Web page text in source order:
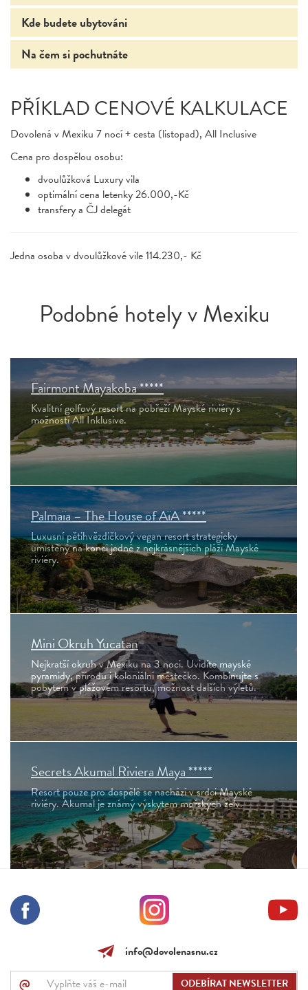
Kde budete ubytováni
Na čem si pochutnáte
PŘÍKLAD CENOVÉ KALKULACE
Dovolená v Mexiku 7 nocí + cesta (listopad), All Inclusive
Cena pro dospělou osobu:
dvoulůžková Luxury vila
optimální cena letenky 26.000,-Kč
transfery a ČJ delegát
Jedna osoba v dvoulůžkové vile 114.230,- Kč
Podobné hotely v Mexiku
Fairmont Mayakoba *****
Kvalitní golfový resort na pobřeží Mayské riviéry s
možností All Inklusive.
Palmaïa – The House of AïA *****
Luxusní pětihvězdičkový vegan resort strategicky
umístěný na konci jedné z nejkrásnějších pláží Mayské
riviéry.
Mini Okruh Yucatan
Nejkratší okruh v Mexiku na 3 noci. Uvidíte mayské
pyramidy, přírodu i koloniální městečko. Kombinujte s
pobytem v plážovém resortu, možnost dalších výletů.
Secrets Akumal Riviera Maya *****
Resort pouze pro dospělé se nachází v srdci Mayské
riviéry. Akumal je známý výskytem mořských želv.
info@dovolenasnu.cz
@